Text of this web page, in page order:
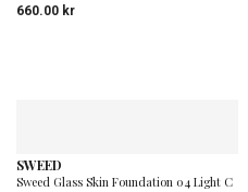
660.00 kr
SWEED
Sweed Glass Skin Foundation 04 Light C